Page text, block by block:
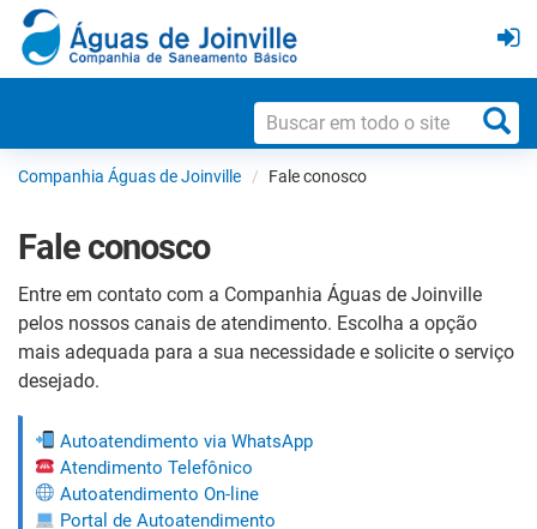
Companhia Águas de Joinville Fale conosco
Fale conosco
Entre em contato com a Companhia Águas de Joinville
pelos nossos canais de atendimento. Escolha a opção
mais adequada para a sua necessidade e solicite o serviço
desejado.
Autoatendimento via WhatsApp
Atendimento Telefônico
Autoatendimento On-line
Portal de Autoatendimento